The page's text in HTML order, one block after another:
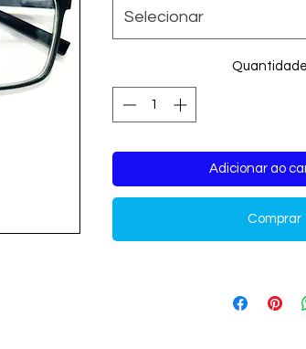
Selecionar
Quantidade
Adicionar ao
Comprar